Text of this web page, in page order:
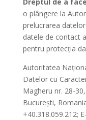
o plângere la
prelucrarea
datele de contact
pentru protecția
Autoritatea
Datelor cu
Magheru nr. 28-
București,
+40.318.059.212;